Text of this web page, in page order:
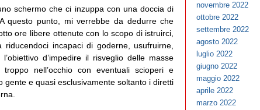
schermo che ci inzuppa con una doccia di
questo punto, mi verrebbe da dedurre che
ore libere ottenute con lo scopo di istruirci,
incapaci di goderne, usufruirne,
d’impedire il risveglio delle masse
nell’occhio con eventuali scioperi e
gente e quasi esclusivamente soltanto i diretti
novembre 2022
ottobre 2022
settembre 2022
agosto 2022
luglio 2022
giugno 2022
maggio 2022
aprile 2022
marzo 2022